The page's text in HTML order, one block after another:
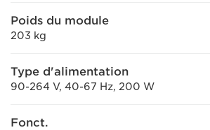
Poids du module
203 kg
Type d'alimentation
90-264 V, 40-67 Hz, 200 W
Fonct.